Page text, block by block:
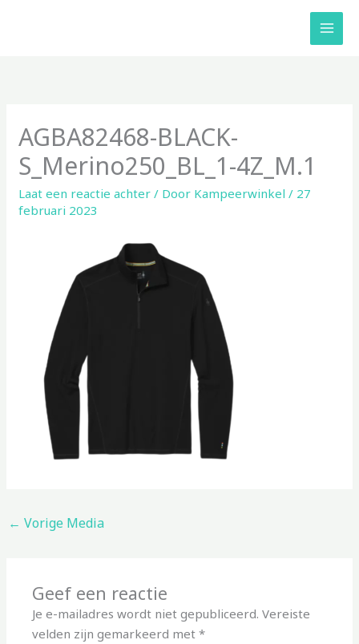
AGBA82468-BLACK-
S_Merino250_BL_1-4Z_M.1
Laat een reactie achter / Door Kampeerwinkel/ 27
februari 2023
← Vorige Media
Geef een reactie
Je e-mailadres wordt niet gepubliceerd. Vereiste
velden zijn gemarkeerd met*